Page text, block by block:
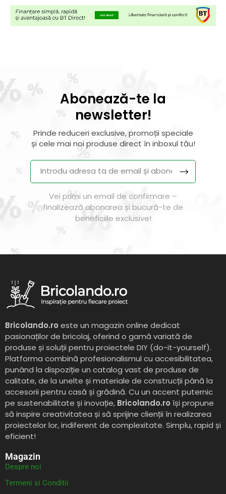
Abonează-te la
newsletter!
Prinde reduceri exclusive, promoții speciale
și cele mai noi produse direct în inboxul tău!
Vei primi un email de confirmare –
finalizează abonarea și bucură-te de
beneficiile exclusive!
Bricolando.ro este un magazin online dedicat
pasionaților de bricolaj, oferind o gamă variată de
produse și soluții pentru proiectele DIY (do-it-yourself).
Platforma combină profesionalismul cu accesibilitatea,
punând la dispoziție un catalog vast de produse de
calitate, de la unelte și materiale de construcții până la
accesorii pentru casă și grădină. Cu un accent puternic
pe sustenabilitate și inovație, Bricolando.ro își propune
să inspire creativitatea și să sprijine clienții în realizarea
proiectelor lor, indiferent de complexitate. Simplu, rapid și
eficient!
Magazin
Despre noi
Termeni si Conditii